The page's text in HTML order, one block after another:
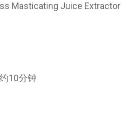
Masticating Juice Extractor
10分钟